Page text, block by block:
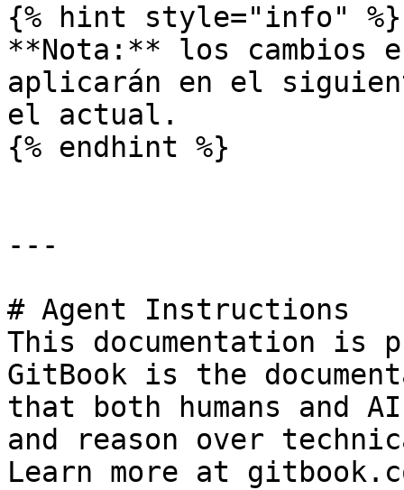
{% hint style="info" %}
**Nota:** los cambios
aplicarán en el
el actual.
{% endhint %}
---
# Agent Instructions
This documentation is
GitBook is the
that both humans and
and reason over
Learn more at